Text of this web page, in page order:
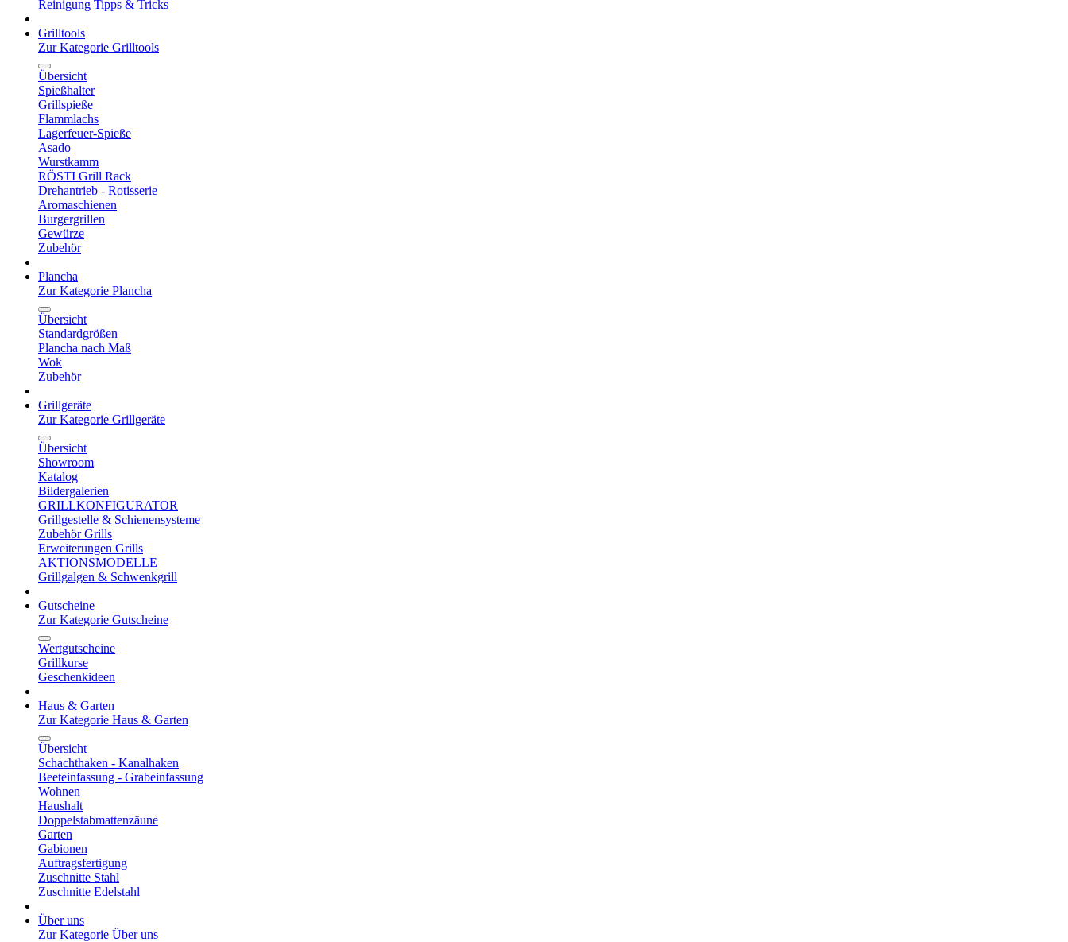
Reinigung Tipps & Tricks
Grilltools
Zur Kategorie Grilltools
Übersicht
Spießhalter
Grillspieße
Flammlachs
Lagerfeuer-Spieße
Asado
Wurstkamm
RÖSTI Grill Rack
Drehantrieb - Rotisserie
Aromaschienen
Burgergrillen
Gewürze
Zubehör
Plancha
Zur Kategorie Plancha
Übersicht
Standardgrößen
Plancha nach Maß
Wok
Zubehör
Grillgeräte
Zur Kategorie Grillgeräte
Übersicht
Showroom
Katalog
Bildergalerien
GRILLKONFIGURATOR
Grillgestelle & Schienensysteme
Zubehör Grills
Erweiterungen Grills
AKTIONSMODELLE
Grillgalgen & Schwenkgrill
Gutscheine
Zur Kategorie Gutscheine
Wertgutscheine
Grillkurse
Geschenkideen
Haus & Garten
Zur Kategorie Haus & Garten
Übersicht
Schachthaken - Kanalhaken
Beeteinfassung - Grabeinfassung
Wohnen
Haushalt
Doppelstabmattenzäune
Garten
Gabionen
Auftragsfertigung
Zuschnitte Stahl
Zuschnitte Edelstahl
Über uns
Zur Kategorie Über uns